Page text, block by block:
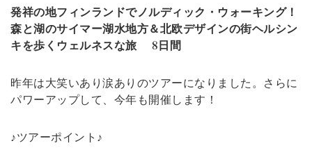
発祥の地フィンランドでノルディック・ウォーキング！
森と湖のサイマー湖水地方＆北欧デザインの街ヘルシン
キを歩くウェルネスな旅 8日間
昨年は大笑いあり涙ありのツアーになりました。さらに
パワーアップして、今年も開催します！
♪ツアーポイント♪